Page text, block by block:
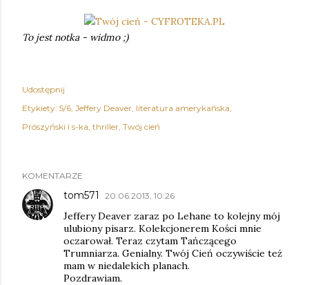
To jest notka - widmo ;)
Udostępnij
Etykiety: 5/6 Jeffery Deaver literatura amerykańska
Prószyński i s-ka thriller Twój cień
KOMENTARZE
tom571 20.06.2013, 10:26
Jeffery Deaver zaraz po Lehane to kolejny mój
ulubiony pisarz. Kolekcjonerem Kości mnie
oczarował. Teraz czytam Tańczącego
Trumniarza. Genialny. Twój Cień oczywiście też
mam w niedalekich planach.
Pozdrawiam.